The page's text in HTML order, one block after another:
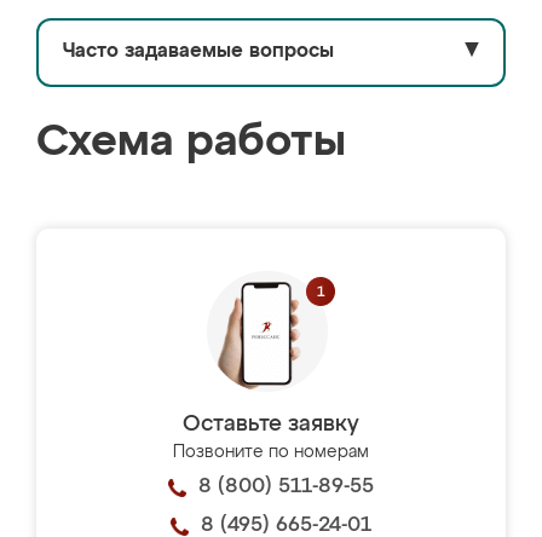
Часто задаваемые вопросы ▼
Схема работы
Оставьте заявку
Позвоните по номерам
8 (800) 511-89-55
8 (495) 665-24-01